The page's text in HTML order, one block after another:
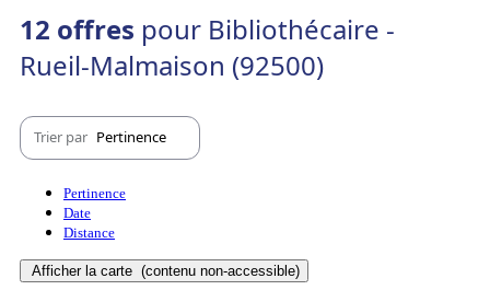
12 offres pour Bibliothécaire -
Rueil-Malmaison (92500)
Trier par Pertinence
Pertinence
Date
Distance
Afficher la carte (contenu non-accessible)